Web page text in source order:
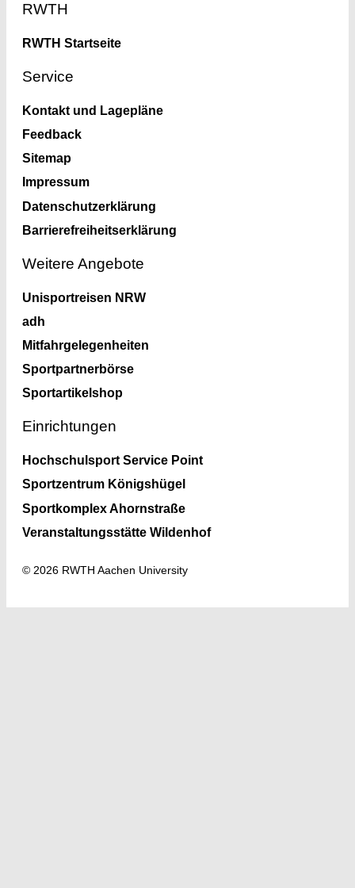
RWTH
RWTH Startseite
Service
Kontakt und Lagepläne
Feedback
Sitemap
Impressum
Datenschutzerklärung
Barrierefreiheitserklärung
Weitere Angebote
Unisportreisen NRW
adh
Mitfahrgelegenheiten
Sportpartnerbörse
Sportartikelshop
Einrichtungen
Hochschulsport Service Point
Sportzentrum Königshügel
Sportkomplex Ahornstraße
Veranstaltungsstätte Wildenhof
© 2026 RWTH Aachen University